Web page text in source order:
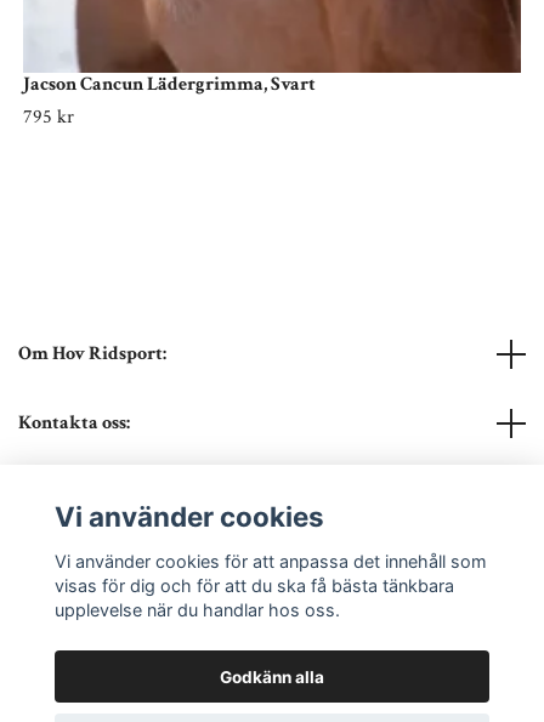
Jacson Cancun Lädergrimma, Svart
795 kr
Om Hov Ridsport:
Kontakta oss:
Sociala medier
Vi använder cookies
Vi använder cookies för att anpassa det innehåll som
visas för dig och för att du ska få bästa tänkbara
upplevelse när du handlar hos oss.
Godkänn alla